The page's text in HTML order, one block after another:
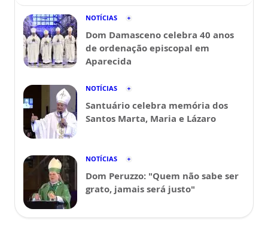
NOTÍCIAS
Dom Damasceno celebra 40 anos
de ordenação episcopal em
Aparecida
NOTÍCIAS
Santuário celebra memória dos
Santos Marta, Maria e Lázaro
NOTÍCIAS
Dom Peruzzo: "Quem não sabe ser
grato, jamais será justo"